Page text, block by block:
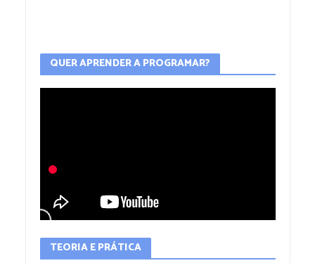
QUER APRENDER A PROGRAMAR?
TEORIA E PRÁTICA